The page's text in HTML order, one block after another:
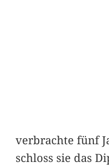
verbrachte fünf
schloss sie das